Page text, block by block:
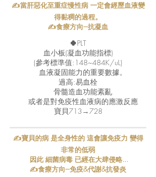
✍當肝惡化至重症慢性病 一定會經歷血液變
得黏稠的過程。
✍食療方向---抗凝血
🍀PLT
血小板(凝血功能指標)
(參考標準值:148~484K/uL)
血液凝固能力的重要數據。
過高:易血栓
骨髓造血功能紊亂
或者是對免疫性血液病的應激反應
寶貝713→728
✍寶貝的病 是全身性的 這會讓免疫力 變得
非常的低弱
因此 細菌病毒 已經在大肆侵略...
✍食療方向---免疫&代謝&抗發炎